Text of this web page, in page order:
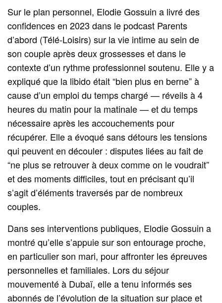
Sur le plan personnel, Elodie Gossuin a livré des
confidences en 2023 dans le podcast Parents
d’abord (Télé-Loisirs) sur la vie intime au sein de
son couple après deux grossesses et dans le
contexte d’un rythme professionnel soutenu. Elle y a
expliqué que la libido était “bien plus en berne” à
cause d’un emploi du temps chargé — réveils à 4
heures du matin pour la matinale — et du temps
nécessaire après les accouchements pour
récupérer. Elle a évoqué sans détours les tensions
qui peuvent en découler : disputes liées au fait de
“ne plus se retrouver à deux comme on le voudrait”
et des moments difficiles, tout en précisant qu’il
s’agit d’éléments traversés par de nombreux
couples.
Dans ses interventions publiques, Elodie Gossuin a
montré qu’elle s’appuie sur son entourage proche,
en particulier son mari, pour affronter les épreuves
personnelles et familiales. Lors du séjour
mouvementé à Dubaï, elle a tenu informés ses
abonnés de l’évolution de la situation sur place et